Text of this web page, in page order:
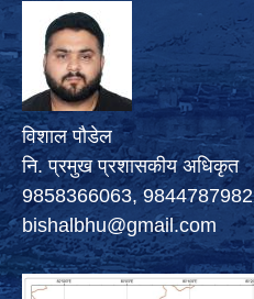
विशाल पौडेल
नि. प्रमुख प्रशासकीय अधिकृत
9858366063, 9844787982
bishalbhu@gmail.com